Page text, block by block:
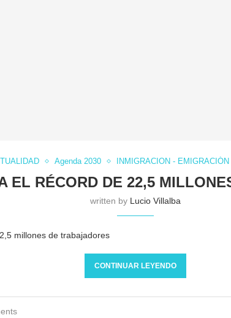
Agenda 2030 INMIGRACION - EMIGRACIÓN
EL RÉCORD DE 22,5
written by Lucio Villalba
millones de trabajadores
CONTINUAR LEYENDO